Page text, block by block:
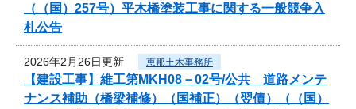
（（国）257号）平木橋塗装工事に関する一般競争入
札公告
2026年2月26日更新 恵那土木事務所
【建設工事】維工第MKH08－02号/公共 道路メンテ
ナンス補助（橋梁補修）（国補正）（翌債）（（国）